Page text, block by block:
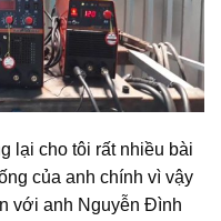
lại cho tôi rất nhiều bài
của anh chính vì vậy
với anh Nguyễn Đình